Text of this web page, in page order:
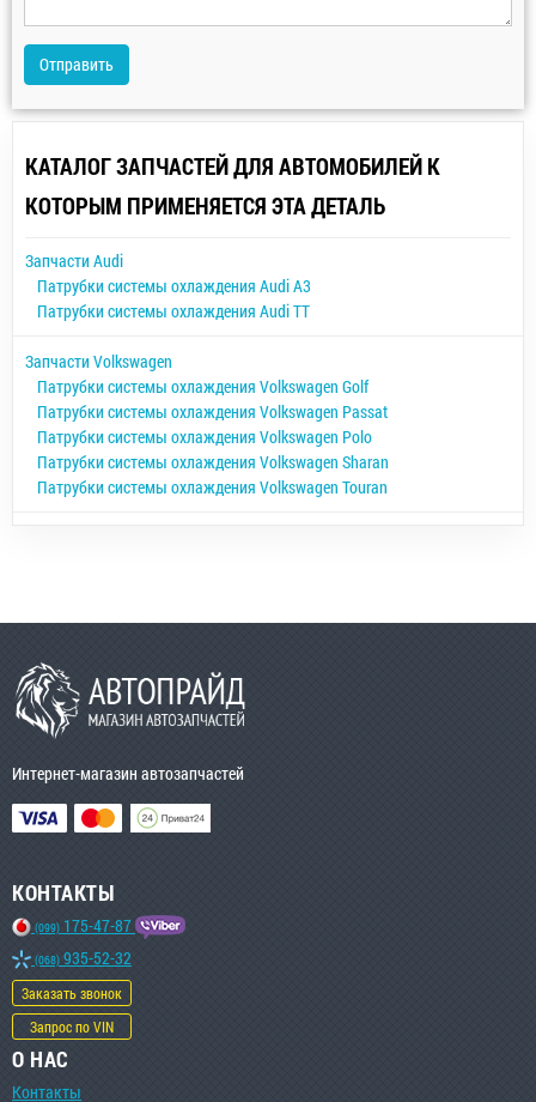
Отправить
КАТАЛОГ ЗАПЧАСТЕЙ ДЛЯ АВТОМОБИЛЕЙ К
КОТОРЫМ ПРИМЕНЯЕТСЯ ЭТА ДЕТАЛЬ
Запчасти Audi
Патрубки системы охлаждения Audi A3
Патрубки системы охлаждения Audi TT
Запчасти Volkswagen
Патрубки системы охлаждения Volkswagen Golf
Патрубки системы охлаждения Volkswagen Passat
Патрубки системы охлаждения Volkswagen Polo
Патрубки системы охлаждения Volkswagen Sharan
Патрубки системы охлаждения Volkswagen Touran
Интернет-магазин автозапчастей
КОНТАКТЫ
(099) 175-47-87
(068) 935-52-32
Заказать звонок
Запрос по VIN
О НАС
Контакты